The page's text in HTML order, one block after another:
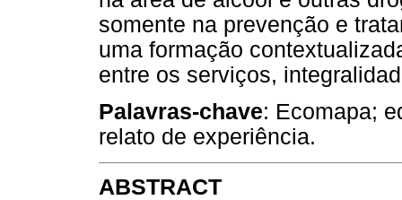
somente na prevenção e
uma formação
entre os serviços,
Palavras-chave: Ecomapa;
relato de experiência.
ABSTRACT